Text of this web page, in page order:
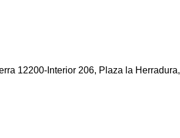
12200-Interior 206, Plaza la Herradura,